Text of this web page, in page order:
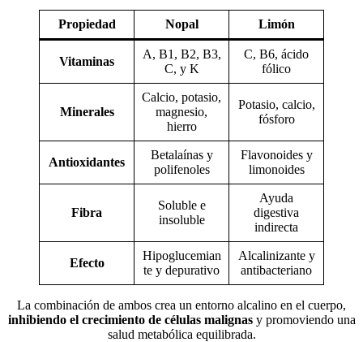
Propiedad Nopal Limón
Vitaminas
A, B1, B2, B3,
C, y K
C, B6, ácido
fólico
Minerales
Calcio, potasio,
magnesio,
hierro
Potasio, calcio,
fósforo
Antioxidantes
Betalaínas y
polifenoles
Flavonoides y
limonoides
Fibra
Soluble e
insoluble
Ayuda
digestiva
indirecta
Efecto
Hipoglucemian
te y depurativo
Alcalinizante y
antibacteriano
La combinación de ambos crea un entorno alcalino en el cuerpo,
inhibiendo el crecimiento de células malignasy promoviendo una
salud metabólica equilibrada.